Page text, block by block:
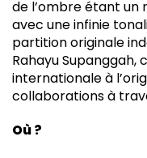
de l’ombre étant un
avec une infinie
partition originale
Rahayu
internationale à
collaborations à
Où ?